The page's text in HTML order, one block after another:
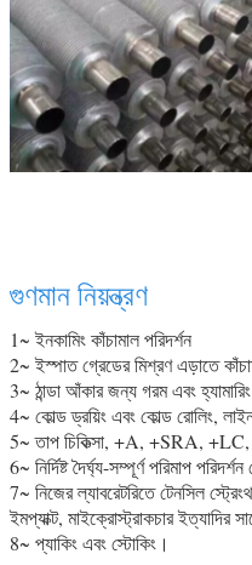
গুণমান নিয়ন্ত্রণ
1~ ইনকামিং কাঁচামাল পরিদর্শন
2~ ইস্পাত গ্রেডের মিশ্রণ এড়াতে
3~ ঠান্ডা আঁকার জন্য গরম এবং
4~ কোল্ড ড্রয়িং এবং কোল্ড রোলিং,
5~ তাপ চিকিত্সা, +A, +SRA,
6~ নির্দিষ্ট দৈর্ঘ্য-সম্পূর্ণ পরিমাপ
7~ নিজের ল্যাবরেটরিতে টেনসিল
ইমপ্যাক্ট, মাইক্রোস্ট্রাকচার ইত্যাদির
8~ প্যাকিং এবং স্টোকিং।